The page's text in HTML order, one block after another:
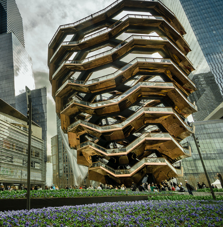
Structure K, Custom
La Ciotat, France
2019